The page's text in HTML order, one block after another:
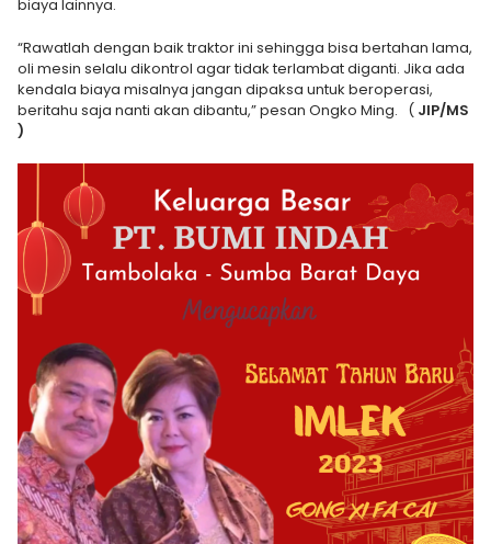
biaya lainnya.
“Rawatlah dengan baik traktor ini sehingga bisa bertahan lama,
oli mesin selalu dikontrol agar tidak terlambat diganti. Jika ada
kendala biaya misalnya jangan dipaksa untuk beroperasi,
beritahu saja nanti akan dibantu,” pesan Ongko Ming. ( JIP/MS
)